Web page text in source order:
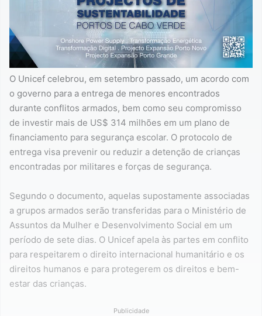
O Unicef celebrou, em setembro passado, um acordo com
o governo para a entrega de menores encontrados
durante conflitos armados, bem como seu compromisso
de investir mais de US$ 314 milhões em um plano de
financiamento para segurança escolar. O protocolo de
entrega visa prevenir ou reduzir a detenção de crianças
encontradas por militares e forças de segurança.
Segundo o documento, aquelas supostamente associadas
a grupos armados serão transferidas para o Ministério de
Assuntos da Mulher e Desenvolvimento Social em um
período de sete dias. O Unicef apela às partes em conflito
para respeitarem o direito internacional humanitário e os
direitos humanos e para protegerem os direitos e bem-
estar das crianças.
Publicidade